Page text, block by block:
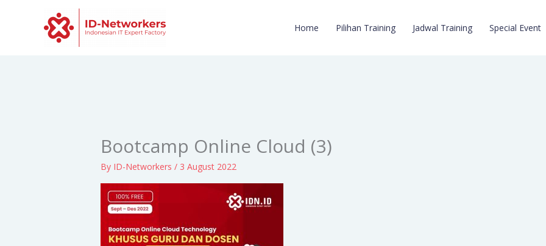
Home Pilihan Training Jadwal Training Special Event
Bootcamp Online Cloud (3)
By ID-Networkers/ 3 August 2022